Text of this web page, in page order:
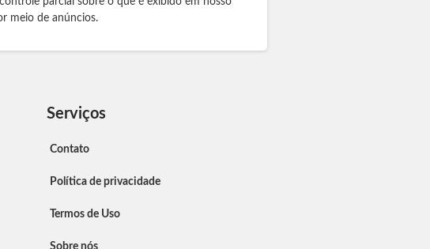
meio de anúncios.
Serviços
Contato
Política de privacidade
Termos de Uso
Sobre nós